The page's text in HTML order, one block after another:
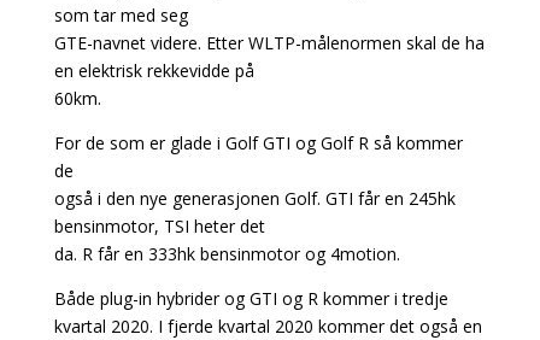
som tar med seg
GTE-navnet videre. Etter WLTP-målenormen skal de ha
en elektrisk rekkevidde på
60km.
For de som er glade i Golf GTI og Golf R så kommer
de
også i den nye generasjonen Golf. GTI får en 245hk
bensinmotor, TSI heter det
da. R får en 333hk bensinmotor og 4motion.
Både plug-in hybrider og GTI og R kommer i tredje
kvartal 2020. I fjerde kvartal 2020 kommer det også en